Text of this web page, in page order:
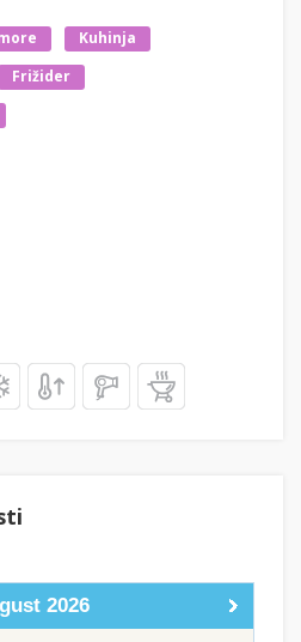
Kuhinja
Frižider
2026